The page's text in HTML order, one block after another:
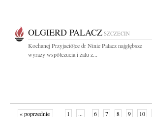
OLGIERD PALACZ SZCZECIN
Kochanej Przyjaciółce dr Ninie Palacz najgłębsze
wyrazy współczucia i żalu z...
« poprzednie 1 ... 6 7 8 9 10